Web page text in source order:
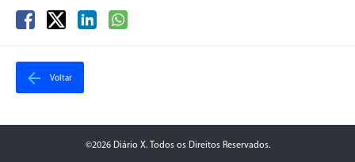
Voltar
©2026 Diário X. Todos os Direitos Reservados.